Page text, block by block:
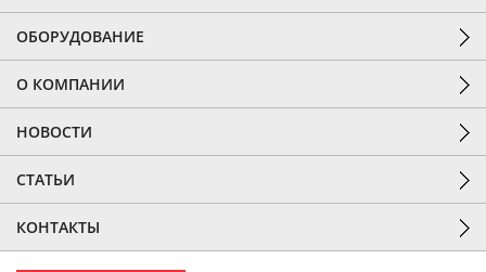
ОБОРУДОВАНИЕ
О КОМПАНИИ
НОВОСТИ
СТАТЬИ
КОНТАКТЫ